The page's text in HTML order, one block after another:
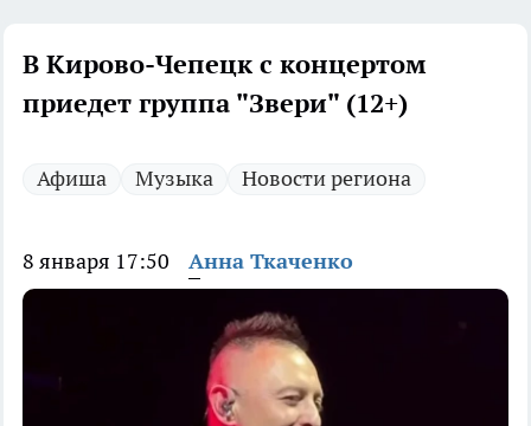
В Кирово-Чепецк с концертом
приедет группа "Звери" (12+)
Афиша Музыка Новости региона
8 января 17:50 Анна Ткаченко